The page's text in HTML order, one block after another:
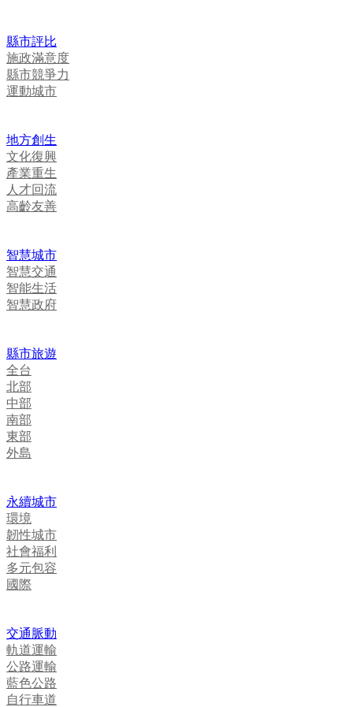
縣市評比
施政滿意度
縣市競爭力
運動城市
地方創生
文化復興
產業重生
人才回流
高齡友善
智慧城市
智慧交通
智能生活
智慧政府
縣市旅遊
全台
北部
中部
南部
東部
外島
永續城市
環境
韌性城市
社會福利
多元包容
國際
交通脈動
軌道運輸
公路運輸
藍色公路
自行車道